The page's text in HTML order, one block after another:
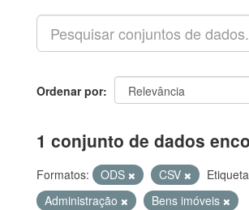
Ordenar por
1 conjunto de dados
Formatos: ODS CSV
Administração
Bens imóveis